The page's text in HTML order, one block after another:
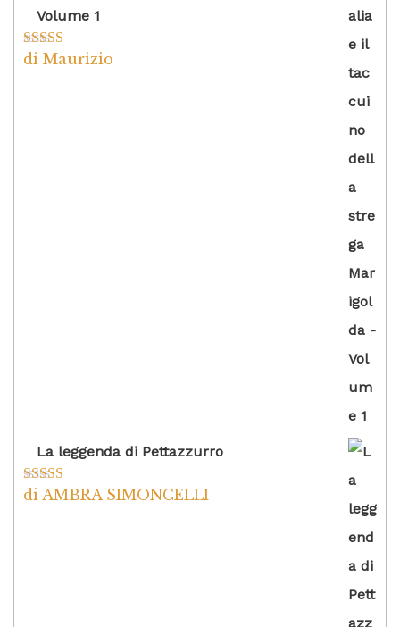
Volume 1
Valutato4
di Maurizio
La leggenda di Pettazzurro
Valutato5su
di AMBRA SIMONCELLI